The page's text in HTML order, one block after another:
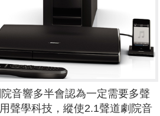
音響多半會認為一定需要多聲
聲學科技，縱使2.1聲道劇院音